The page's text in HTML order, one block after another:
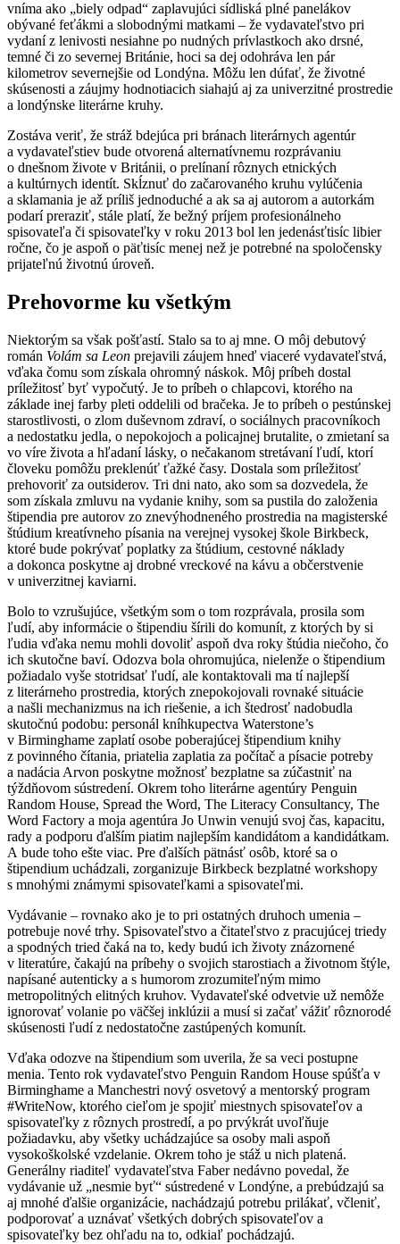
vníma ako „biely odpad“ zaplavujúci sídliská plné panelákov
obývané feťákmi a slobodnými matkami – že vydavateľstvo pri
vydaní z lenivosti nesiahne po nudných prívlastkoch ako drsné,
temné či zo severnej Británie, hoci sa dej odohráva len pár
kilometrov severnejšie od Londýna. Môžu len dúfať, že životné
skúsenosti a záujmy hodnotiacich siahajú aj za univerzitné prostredie
a londýnske literárne kruhy.
Zostáva veriť, že stráž bdejúca pri bránach literárnych agentúr
a vydavateľstiev bude otvorená alternatívnemu rozprávaniu
o dnešnom živote v Británii, o prelínaní rôznych etnických
a kultúrnych identít. Skĺznuť do začarovaného kruhu vylúčenia
a sklamania je až príliš jednoduché a ak sa aj autorom a autorkám
podarí preraziť, stále platí, že bežný príjem profesionálneho
spisovateľa či spisovateľky v roku 2013 bol len jedenásťtisíc libier
ročne, čo je aspoň o päťtisíc menej než je potrebné na spoločensky
prijateľnú životnú úroveň.
Prehovorme ku všetkým
Niektorým sa však pošťastí. Stalo sa to aj mne. O môj debutový
román Volám sa Leon prejavili záujem hneď viaceré vydavateľstvá,
vďaka čomu som získala ohromný náskok. Môj príbeh dostal
príležitosť byť vypočutý. Je to príbeh o chlapcovi, ktorého na
základe inej farby pleti oddelili od bračeka. Je to príbeh o pestúnskej
starostlivosti, o zlom duševnom zdraví, o sociálnych pracovníkoch
a nedostatku jedla, o nepokojoch a policajnej brutalite, o zmietaní sa
vo víre života a hľadaní lásky, o nečakanom stretávaní ľudí, ktorí
človeku pomôžu preklenúť ťažké časy. Dostala som príležitosť
prehovoriť za outsiderov. Tri dni nato, ako som sa dozvedela, že
som získala zmluvu na vydanie knihy, som sa pustila do založenia
štipendia pre autorov zo znevýhodneného prostredia na magisterské
štúdium kreatívneho písania na verejnej vysokej škole Birkbeck,
ktoré bude pokrývať poplatky za štúdium, cestovné náklady
a dokonca poskytne aj drobné vreckové na kávu a občerstvenie
v univerzitnej kaviarni.
Bolo to vzrušujúce, všetkým som o tom rozprávala, prosila som
ľudí, aby informácie o štipendiu šírili do komunít, z ktorých by si
ľudia vďaka nemu mohli dovoliť aspoň dva roky štúdia niečoho, čo
ich skutočne baví. Odozva bola ohromujúca, nielenže o štipendium
požiadalo vyše stotridsať ľudí, ale kontaktovali ma tí najlepší
z literárneho prostredia, ktorých znepokojovali rovnaké situácie
a našli mechanizmus na ich riešenie, a ich štedrosť nadobudla
skutočnú podobu: personál kníhkupectva Waterstone’s
v Birminghame zaplatí osobe poberajúcej štipendium knihy
z povinného čítania, priatelia zaplatia za počítač a písacie potreby
a nadácia Arvon poskytne možnosť bezplatne sa zúčastniť na
týždňovom sústredení. Okrem toho literárne agentúry Penguin
Random House, Spread the Word, The Literacy Consultancy, The
Word Factory a moja agentúra Jo Unwin venujú svoj čas, kapacitu,
rady a podporu ďalším piatim najlepším kandidátom a kandidátkam.
A bude toho ešte viac. Pre ďalších pätnásť osôb, ktoré sa o
štipendium uchádzali, zorganizuje Birkbeck bezplatné workshopy
s mnohými známymi spisovateľkami a spisovateľmi.
Vydávanie – rovnako ako je to pri ostatných druhoch umenia –
potrebuje nové trhy. Spisovateľstvo a čitateľstvo z pracujúcej triedy
a spodných tried čaká na to, kedy budú ich životy znázornené
v literatúre, čakajú na príbehy o svojich starostiach a životnom štýle,
napísané autenticky a s humorom zrozumiteľným mimo
metropolitných elitných kruhov. Vydavateľské odvetvie už nemôže
ignorovať volanie po väčšej inklúzii a musí si začať vážiť rôznorodé
skúsenosti ľudí z nedostatočne zastúpených komunít.
Vďaka odozve na štipendium som uverila, že sa veci postupne
menia. Tento rok vydavateľstvo Penguin Random House spúšťa v
Birminghame a Manchestri nový osvetový a mentorský program
#WriteNow, ktorého cieľom je spojiť miestnych spisovateľov a
spisovateľky z rôznych prostredí, a po prvýkrát uvoľňuje
požiadavku, aby všetky uchádzajúce sa osoby mali aspoň
vysokoškolské vzdelanie. Okrem toho je stáž u nich platená.
Generálny riaditeľ vydavateľstva Faber nedávno povedal, že
vydávanie už „nesmie byť“ sústredené v Londýne, a prebúdzajú sa
aj mnohé ďalšie organizácie, nachádzajú potrebu prilákať, včleniť,
podporovať a uznávať všetkých dobrých spisovateľov a
spisovateľky bez ohľadu na to, odkiaľ pochádzajú.